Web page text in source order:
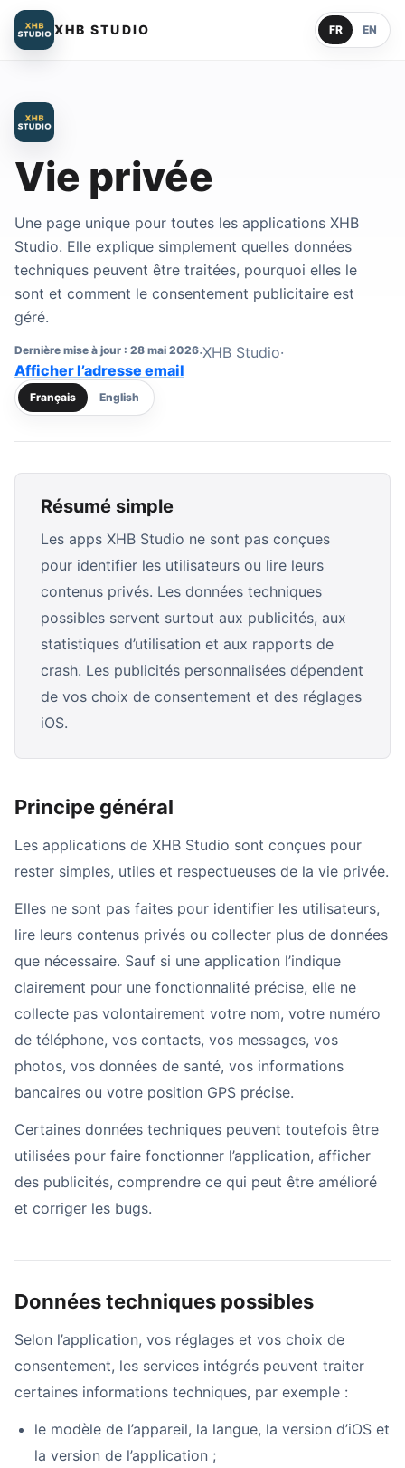
XHB STUDIO FR EN
Vie privée
Une page unique pour toutes les applications XHB
Studio. Elle explique simplement quelles données
techniques peuvent être traitées, pourquoi elles le
sont et comment le consentement publicitaire est
géré.
Dernière mise à jour : 28 mai 2026·XHB Studio·
Afficher l’adresse email
Français English
Résumé simple
Les apps XHB Studio ne sont pas conçues
pour identifier les utilisateurs ou lire leurs
contenus privés. Les données techniques
possibles servent surtout aux publicités, aux
statistiques d’utilisation et aux rapports de
crash. Les publicités personnalisées dépendent
de vos choix de consentement et des réglages
iOS.
Principe général
Les applications de XHB Studio sont conçues pour
rester simples, utiles et respectueuses de la vie privée.
Elles ne sont pas faites pour identifier les utilisateurs,
lire leurs contenus privés ou collecter plus de données
que nécessaire. Sauf si une application l’indique
clairement pour une fonctionnalité précise, elle ne
collecte pas volontairement votre nom, votre numéro
de téléphone, vos contacts, vos messages, vos
photos, vos données de santé, vos informations
bancaires ou votre position GPS précise.
Certaines données techniques peuvent toutefois être
utilisées pour faire fonctionner l’application, afficher
des publicités, comprendre ce qui peut être amélioré
et corriger les bugs.
Données techniques possibles
Selon l’application, vos réglages et vos choix de
consentement, les services intégrés peuvent traiter
certaines informations techniques, par exemple :
le modèle de l’appareil, la langue, la version d’iOS et
la version de l’application ;